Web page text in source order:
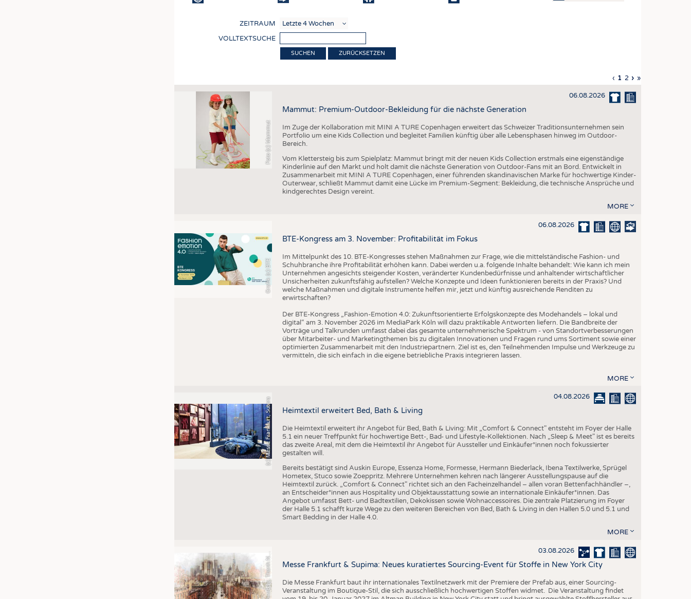
RECYCLING
TECHNISCHE TEXTILIEN
MEDIZIN
HAUS- UND HEIMTEXTILIEN
STELLENMARKT
KRÜGER PERSONAL HEADHUNTING
PRAKTIKA & AUSBILDUNGEN
AUSSCHREIBUNGEN
DTV AUSSCHREIBUNGSDIENST
TERMINE
BRANCHENTERMINE
ZEITRAUM
VOLLTEXTSUCHE
ZURÜCKSETZEN
Seitennummerierung
Vorherige
Seite
‹ Aktuelle
Seite
1 Seite
2 Nächste
Seite
› Letzte
Seite
»
Foto (c) Mammut
06.08.2026
Mammut: Premium-Outdoor-Bekleidung für die nächste Generation
Im Zuge der Kollaboration mit MINI A TURE Copenhagen erweitert das Schweizer Traditionsunternehmen sein
Portfolio um eine Kids Collection und begleitet Familien künftig über alle Lebensphasen hinweg im Outdoor-
Bereich.
Vom Klettersteig bis zum Spielplatz: Mammut bringt mit der neuen Kids Collection erstmals eine eigenständige
Kinderlinie auf den Markt und holt damit die nächste Generation von Outdoor-Fans mit an Bord. Entwickelt in
Zusammenarbeit mit MINI A TURE Copenhagen, einer führenden skandinavischen Marke für hochwertige Kinder-
Outerwear, schließt Mammut damit eine Lücke im Premium-Segment: Bekleidung, die technische Ansprüche und
kindgerechtes Design vereint.
MORE
Grafik (c) BTE
06.08.2026
BTE-Kongress am 3. November: Profitabilität im Fokus
Im Mittelpunkt des 10. BTE-Kongresses stehen Maßnahmen zur Frage, wie die mittelständische Fashion- und
Schuhbranche ihre Profitabilität erhöhen kann. Dabei werden u.a. folgende Inhalte behandelt: Wie kann ich mein
Unternehmen angesichts steigender Kosten, veränderter Kundenbedürfnisse und anhaltender wirtschaftlicher
Unsicherheiten zukunftsfähig aufstellen? Welche Konzepte und Ideen funktionieren bereits in der Praxis? Und
welche Maßnahmen und digitale Instrumente helfen mir, jetzt und künftig ausreichende Renditen zu
erwirtschaften?
Der BTE-Kongress „Fashion-Emotion 4.0: Zukunftsorientierte Erfolgskonzepte des Modehandels – lokal und
digital“ am 3. November 2026 im MediaPark Köln will dazu praktikable Antworten liefern. Die Bandbreite der
Vorträge und Talkrunden umfasst dabei das gesamte unternehmerische Spektrum - von Standortverbesserungen
über Mitarbeiter- und Marketingthemen bis zu digitalen Innovationen und Fragen rund ums Sortiment sowie einer
optimierten Zusammenarbeit mit den Industriepartnern. Ziel ist es, den Teilnehmenden Impulse und Werkzeuge zu
vermitteln, die sich einfach in die eigene betriebliche Praxis integrieren lassen.
MORE
(c) Messe Frankfurt, Sutera 04.08.2026
Heimtextil erweitert Bed, Bath & Living
Die Heimtextil erweitert ihr Angebot für Bed, Bath & Living: Mit „Comfort & Connect" entsteht im Foyer der Halle
5.1 ein neuer Treffpunkt für hochwertige Bett-, Bad- und Lifestyle-Kollektionen. Nach „Sleep & Meet" ist es bereits
das zweite Areal, mit dem die Heimtextil ihr Angebot für Aussteller und Einkäufer*innen noch fokussierter
gestalten will.
Bereits bestätigt sind Auskin Europe, Essenza Home, Formesse, Hermann Biederlack, Ibena Textilwerke, Sprügel
Hometex, Stuco sowie Zoeppritz. Mehrere Unternehmen kehren nach längerer Ausstellungspause auf die
Heimtextil zurück. „Comfort & Connect" richtet sich an den Facheinzelhandel – allen voran Bettenfachhändler –,
an Entscheider*innen aus Hospitality und Objektausstattung sowie an internationale Einkäufer*innen. Das
Angebot umfasst Bett- und Badtextilien, Dekokissen sowie Wohnaccessoires. Die zentrale Platzierung im Foyer
der Halle 5.1 schafft kurze Wege zu den weiteren Bereichen von Bed, Bath & Living in den Hallen 5.0 und 5.1 und
Smart Bedding in der Halle 4.0.
MORE
r
a
f
i
k
P
i
x
a
b
a
y
,
T
h
a
n
h
g
u
y
e
n
S
l 03.08.2026
Messe Frankfurt & Supima: Neues kuratiertes Sourcing-Event für Stoffe in New York City
Die Messe Frankfurt baut ihr internationales Textilnetzwerk mit der Premiere der Prefab aus, einer Sourcing-
Veranstaltung im Boutique-Stil, die sich ausschließlich hochwertigen Stoffen widmet. Die Veranstaltung findet